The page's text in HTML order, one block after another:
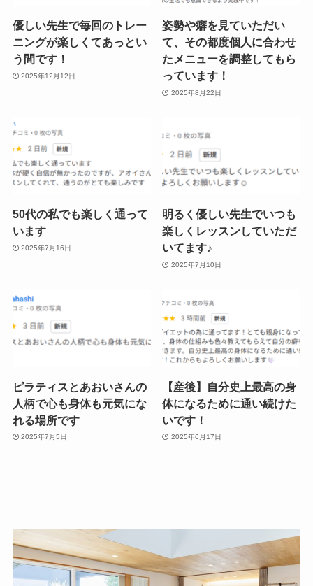
優しい先生で毎回のトレー
ニングが楽しくてあっとい
う間です！
2025年12月12日
姿勢や癖を見ていただい
て、その都度個人に合わせ
たメニューを調整してもら
っています！
2025年8月22日
50代の私でも楽しく通って
います
2025年7月16日
明るく優しい先生でいつも
楽しくレッスンしていただ
いてます♪
2025年7月10日
ピラティスとあおいさんの
人柄で心も身体も元気にな
れる場所です
2025年7月5日
【産後】自分史上最高の身
体になるために通い続けた
いです！
2025年6月17日